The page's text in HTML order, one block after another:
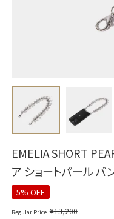
EMELIA SHORT
ア ショートパール バ
5% OFF
Regular Price ¥13,200